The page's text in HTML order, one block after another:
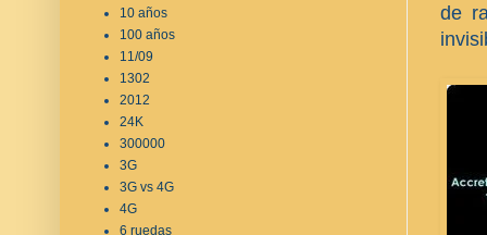
de
10 años
100 años
11/09
1302
2012
24K
300000
3G
3G vs 4G
4G
6 ruedas